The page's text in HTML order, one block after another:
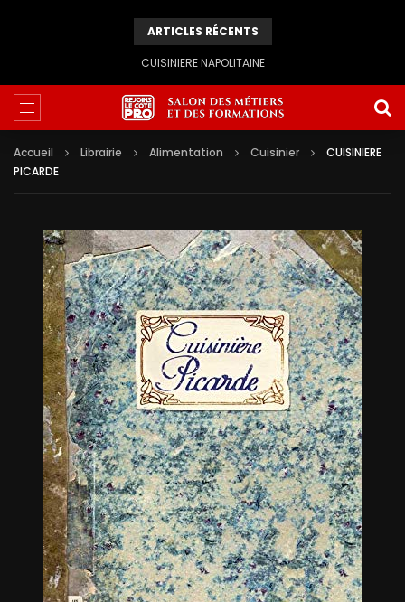
ARTICLES RÉCENTS
CUISINIERE NAPOLITAINE
Accueil Librairie Alimentation Cuisinier
CUISINIERE
PICARDE